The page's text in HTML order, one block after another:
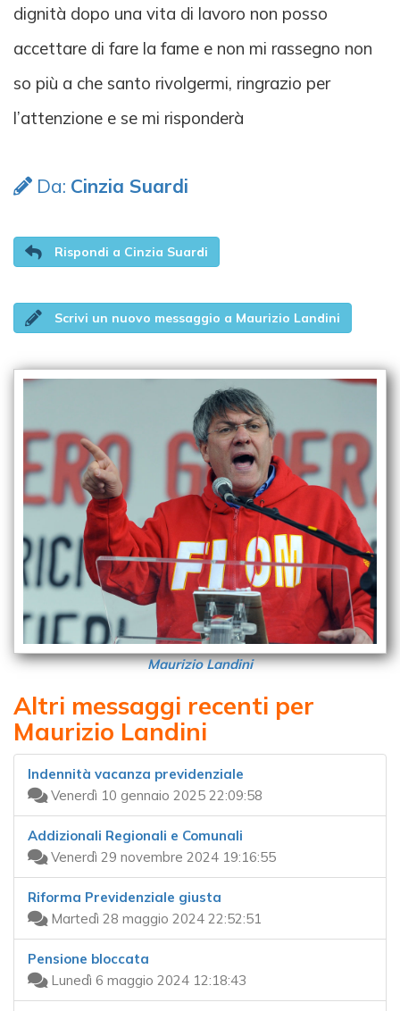
dignità dopo una vita di lavoro non posso
accettare di fare la fame e non mi rassegno non
so più a che santo rivolgermi, ringrazio per
l’attenzione e se mi risponderà
Da: Cinzia Suardi
Rispondi a Cinzia Suardi
Scrivi un nuovo messaggio a Maurizio Landini
Maurizio Landini
Altri messaggi recenti per
Maurizio Landini
Indennità vacanza previdenziale
Venerdì 10 gennaio 2025 22:09:58
Addizionali Regionali e Comunali
Venerdì 29 novembre 2024 19:16:55
Riforma Previdenziale giusta
Martedì 28 maggio 2024 22:52:51
Pensione bloccata
Lunedì 6 maggio 2024 12:18:43